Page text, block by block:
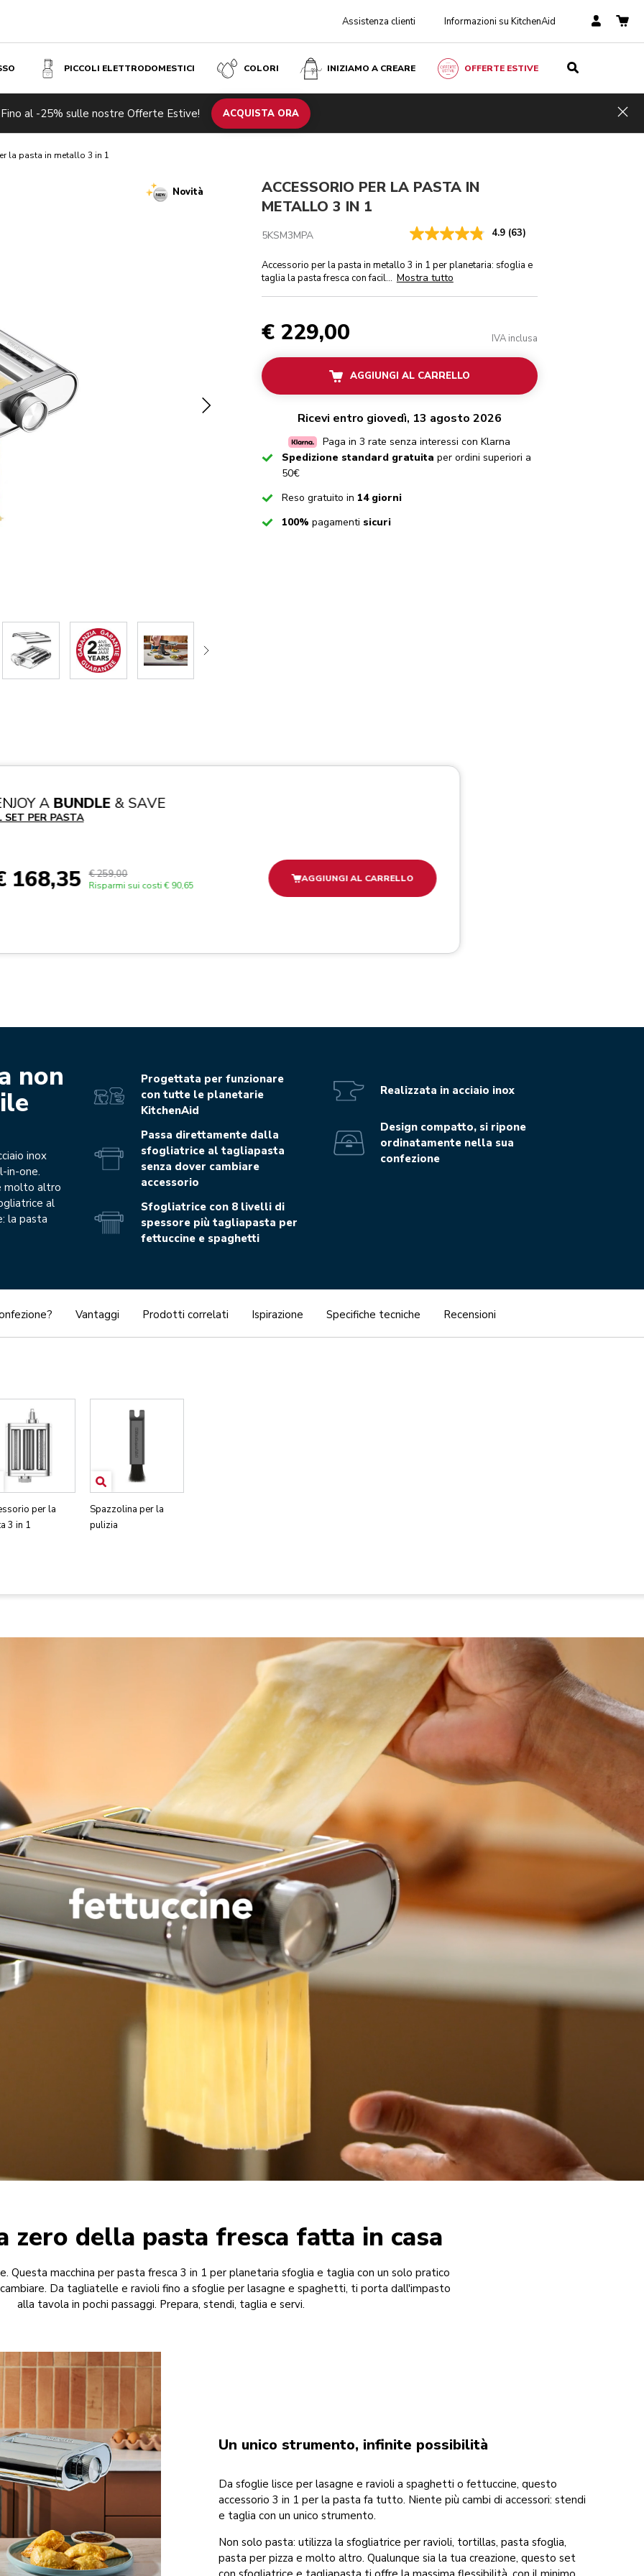
Assistenza clienti Informazioni su KitchenAid
PICCOLI ELETTRODOMESTICI COLORI INIZIAMO A CREARE OFFERTE ESTIVE
Fino al -25% sulle nostre Offerte Estive! ACQUISTA ORA
la pasta in metallo 3 in 1
correlati Ispirazione Specifiche tecniche Recensioni
Novità
ACCESSORIO PER LA PASTA IN
METALLO 3 IN 1
5KSM3MPA 4.9 (63)
Accessorio per la pasta in metallo 3 in 1 per planetaria: sfoglia e
taglia la pasta fresca con facil... Mostra tutto
€ 229,00 IVA inclusa
AGGIUNGI AL CARRELLO
Ricevi entro giovedì, 13 agosto 2026
Paga in 3 rate senza interessi con Klarna
CheckedSpedizione standard gratuita per ordini superiori a
50€
CheckedReso gratuito in 14 giorni
Checked
100% pagamenti sicuri
A BUNDLE & SAVE
SET PER PASTA
168,35 € 259,00
Risparmi sui costi € 90,65
AGGIUNGI AL CARRELLO
non
inox
in-one.
molto altro
al
la pasta
Progettata per funzionare
con tutte le planetarie
KitchenAid
Passa direttamente dalla
sfogliatrice al tagliapasta
senza dover cambiare
accessorio
Sfogliatrice con 8 livelli di
spessore più tagliapasta per
fettuccine e spaghetti
Realizzata in acciaio inox
Design compatto, si ripone
ordinatamente nella sua
confezione
Vantaggi Prodotti correlati Ispirazione Specifiche tecniche Recensioni
per la
3 in 1
Spazzolina per la
pulizia
zero della pasta fresca fatta in casa
Questa macchina per pasta fresca 3 in 1 per planetaria sfoglia e taglia con un solo pratico
Da tagliatelle e ravioli fino a sfoglie per lasagne e spaghetti, ti porta dall'impasto
alla tavola in pochi passaggi. Prepara, stendi, taglia e servi.
Un unico strumento, infinite possibilità
Da sfoglie lisce per lasagne e ravioli a spaghetti o fettuccine, questo
accessorio 3 in 1 per la pasta fa tutto. Niente più cambi di accessori: stendi
e taglia con un unico strumento.
Non solo pasta: utilizza la sfogliatrice per ravioli, tortillas, pasta sfoglia,
pasta per pizza e molto altro. Qualunque sia la tua creazione, questo set